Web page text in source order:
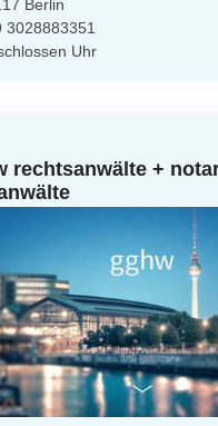
Berlin
3028883351
Uhr
rechtsanwälte +